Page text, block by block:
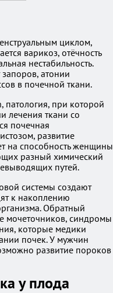
циклом,
варикоз, отёчность
нестабильность.
атонии
в почечной ткани.
при которой
лечения ткани со
почечная
развитие
на способность женщины
разный химический
путей.
системы создают
к накоплению
Обратный
мочеточников, синдромы
которые медики
почек. У мужчин
развитие пороков
у плода